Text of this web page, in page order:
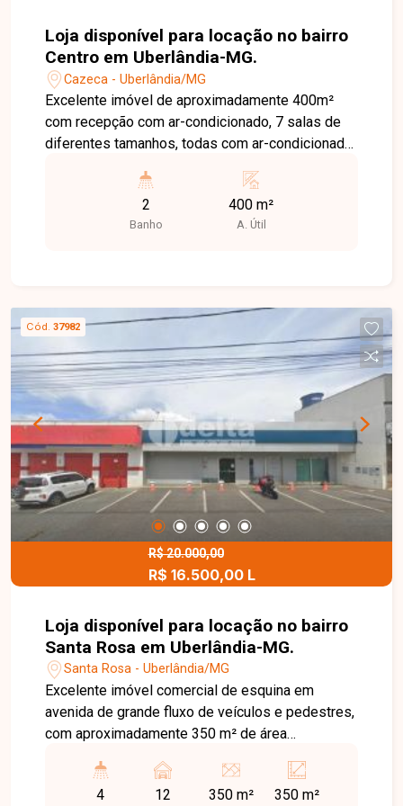
Loja disponível para locação no bairro
Centro em Uberlândia-MG.
Cazeca - Uberlândia/MG
Excelente imóvel de aproximadamente 400m²
com recepção com ar-condicionado, 7 salas de
diferentes tamanhos, todas com ar-condicionado,
subsolo de vão livre, podendo ser
estacionamento, refeitório ou mais salas
2
Banho
400 m²
A. Útil
Cód. 37982
R$ 20.000,00
R$ 16.500,00 L
Loja disponível para locação no bairro
Santa Rosa em Uberlândia-MG.
Santa Rosa - Uberlândia/MG
Excelente imóvel comercial de esquina em
avenida de grande fluxo de veículos e pedestres,
com aproximadamente 350 m² de área
frontal e 4 banheiros. Agende agora mesmo uma
visita e venha conhecer pessoalmente todos os
4 12 350 m² 350 m²